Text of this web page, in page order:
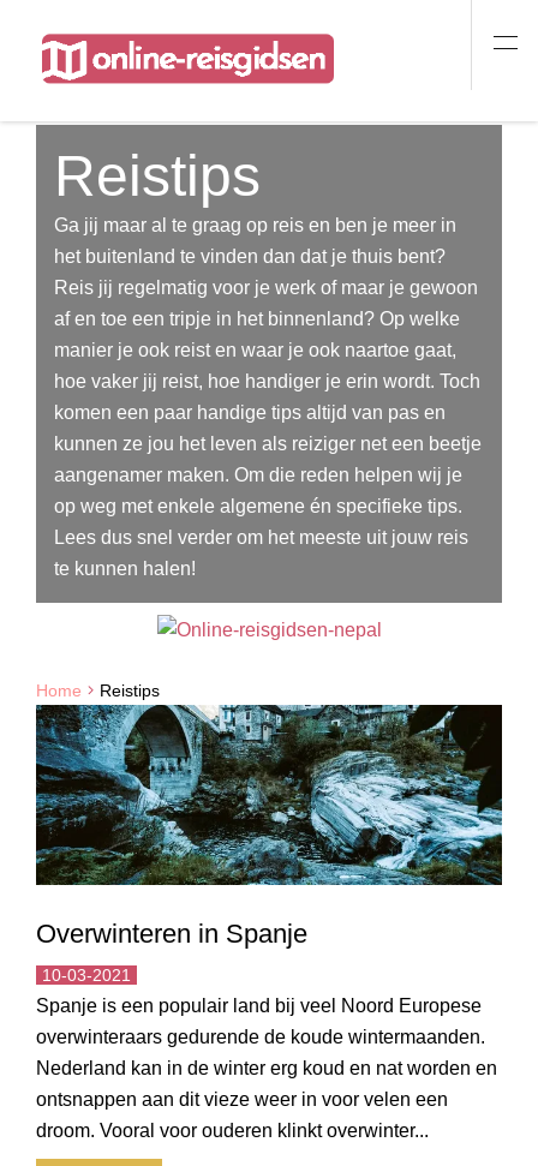
Reistips
Ga jij maar al te graag op reis en ben je meer in
het buitenland te vinden dan dat je thuis bent?
Reis jij regelmatig voor je werk of maar je gewoon
af en toe een tripje in het binnenland? Op welke
manier je ook reist en waar je ook naartoe gaat,
hoe vaker jij reist, hoe handiger je erin wordt. Toch
komen een paar handige tips altijd van pas en
kunnen ze jou het leven als reiziger net een beetje
aangenamer maken. Om die reden helpen wij je
op weg met enkele algemene én specifieke tips.
Lees dus snel verder om het meeste uit jouw reis
te kunnen halen!
Home Reistips
Overwinteren in Spanje
10-03-2021
Spanje is een populair land bij veel Noord Europese
overwinteraars gedurende de koude wintermaanden.
Nederland kan in de winter erg koud en nat worden en
ontsnappen aan dit vieze weer in voor velen een
droom. Vooral voor ouderen klinkt overwinter...